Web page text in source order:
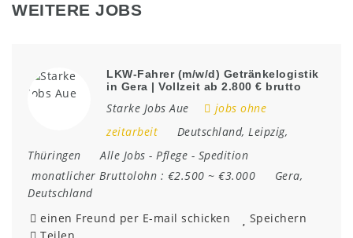
WEITERE JOBS
LKW-Fahrer (m/w/d) Getränkelogistik
in Gera | Vollzeit ab 2.800 € brutto
Starke Jobs Aue
jobs ohne
zeitarbeit
Deutschland, Leipzig,
Thüringen
Alle Jobs - Pflege - Spedition
monatlicher Bruttolohn : €2.500 ~ €3.000 Gera,
Deutschland
einen Freund per E-mail schicken
Speichern